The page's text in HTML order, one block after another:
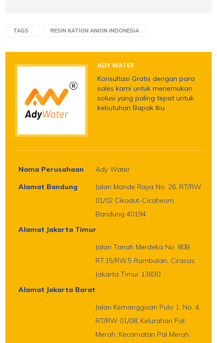
TAGS : RESIN KATION ANION INDONESIA
ADY WATER
Konsultasi Gratis dengan para
sales kami untuk menemukan
solusi yang paling tepat untuk
kebutuhan Bapak Ibu
Nama Perusahaan
Ady Water
Alamat Bandung
Jalan Mande Raya No. 26, RT/RW
01/02 Cikadut-Cicaheum,
Bandung 40194
Alamat Jakarta Timur
Jalan Tanah Merdeka No. 80B,
RT.15/RW.5 Rambutan, Ciracas,
Jakarta Timur 13830
Alamat Jakarta Barat
Jalan Kemanggisan Pulo 1, No. 4,
RT/RW 01/08, Kelurahan Pal
Merah, Kecamatan Pal Merah,